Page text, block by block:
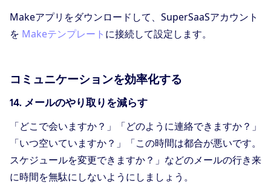
Makeアプリをダウンロードして、SuperSaaSアカウント
を Makeテンプレート に接続して設定します。
コミュニケーションを効率化する
14. メールのやり取りを減らす
「どこで会いますか？」「どのように連絡できますか？」
「いつ空いていますか？」「この時間は都合が悪いです。
スケジュールを変更できますか？」などのメールの行き来
に時間を無駄にしないようにしましょう。